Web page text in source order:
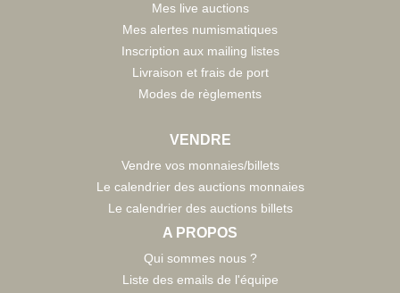
Mes live auctions
Mes alertes numismatiques
Inscription aux mailing listes
Livraison et frais de port
Modes de règlements
VENDRE
Vendre vos monnaies/billets
Le calendrier des auctions monnaies
Le calendrier des auctions billets
A PROPOS
Qui sommes nous ?
Liste des emails de l'équipe